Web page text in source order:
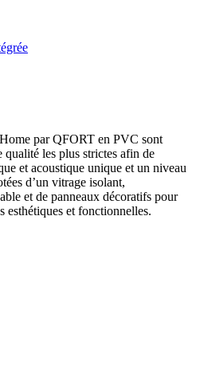
par QFORT en PVC sont
qualité les plus strictes afin de
et acoustique unique et un niveau
d’un vitrage isolant,
et de panneaux décoratifs pour
esthétiques et fonctionnelles.